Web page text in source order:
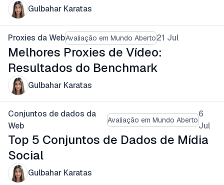
Gulbahar Karatas
Proxies da WebAvaliação em Mundo Aberto21 Jul
Melhores Proxies de Vídeo:
Resultados do Benchmark
Gulbahar Karatas
Conjuntos de dados da
Web
Avaliação em Mundo Aberto
6
Jul
Top 5 Conjuntos de Dados de Mídia
Social
Gulbahar Karatas